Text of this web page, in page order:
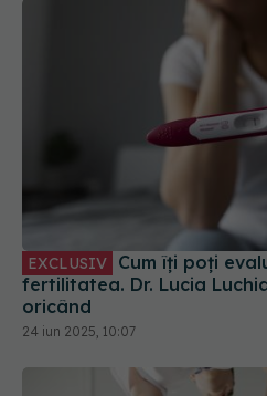
EXCLUSIV
fertilitatea. Dr. Lucia
oricând
24 iun 2025, 10:07